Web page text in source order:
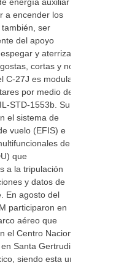
a encender los
ser
del apoyo
y aterrizar
cortas y no
C-27J es modular
por medio de
STD-1553b. Su
el sistema de
vuelo (EFIS) e
de
que
a la tripulación
y datos de
En agosto del
participaron en
aéreo que
el Centro Nacional
Santa Gertrudis,
siendo esta una